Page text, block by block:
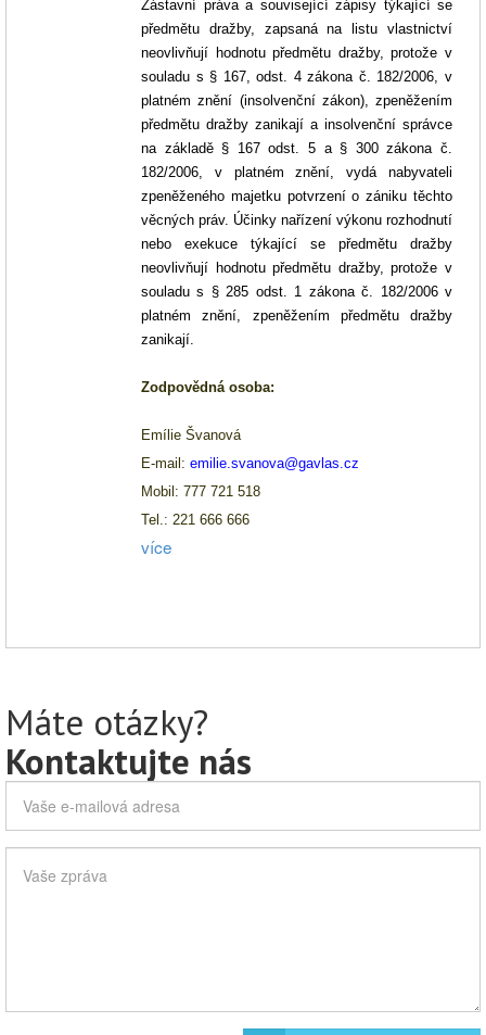
Zástavní práva a související zápisy týkající se
předmětu dražby, zapsaná na listu vlastnictví
neovlivňují hodnotu předmětu dražby, protože v
souladu s § 167, odst. 4 zákona č. 182/2006, v
platném znění (insolvenční zákon), zpeněžením
předmětu dražby zanikají a insolvenční správce
na základě § 167 odst. 5 a § 300 zákona č.
182/2006, v platném znění, vydá nabyvateli
zpeněženého majetku potvrzení o zániku těchto
věcných práv. Účinky nařízení výkonu rozhodnutí
nebo exekuce týkající se předmětu dražby
neovlivňují hodnotu předmětu dražby, protože v
souladu s § 285 odst. 1 zákona č. 182/2006 v
platném znění, zpeněžením předmětu dražby
zanikají.
Zodpovědná osoba:
Emílie Švanová
E-mail: emilie.svanova@gavlas.cz
Mobil: 777 721 518
Tel.: 221 666 666
více
Máte otázky?
Kontaktujte nás